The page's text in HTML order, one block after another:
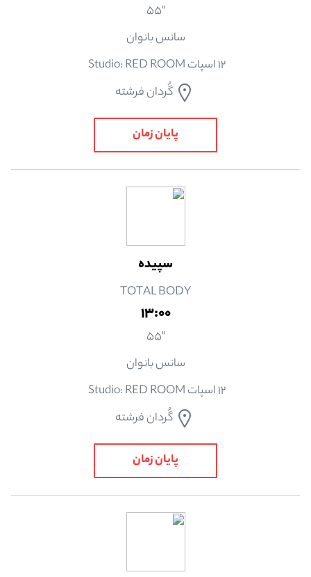
"55
سانس بانوان
12 اسپات Studio: RED ROOM
گُردان فرشته
پایان زمان
سپیده
TOTAL BODY
13:00
"55
سانس بانوان
12 اسپات Studio: RED ROOM
گُردان فرشته
پایان زمان